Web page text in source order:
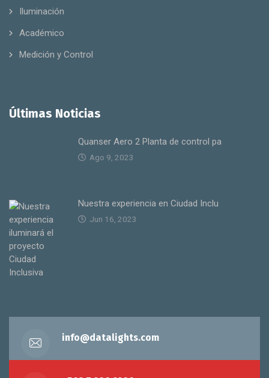
Iluminación
Académico
Medición y Control
Últimas Noticias
Quanser Aero 2 Planta de control pa
Ago 9, 2023
Nuestra experiencia en Ciudad Inclu
Jun 16, 2023
info@datalights.com